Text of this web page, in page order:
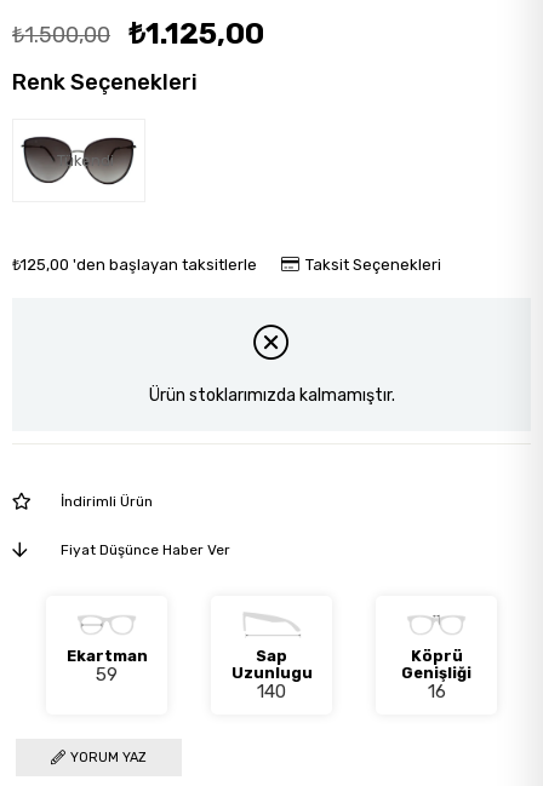
₺1.500,00 ₺1.125,00
Renk Seçenekleri
Tükendi
₺125,00 'den başlayan taksitlerle Taksit Seçenekleri
Ürün stoklarımızda kalmamıştır.
İndirimli Ürün
Fiyat Düşünce Haber Ver
Ekartman
59
Sap
Uzunlugu
140
Köprü
Genişliği
16
YORUM YAZ